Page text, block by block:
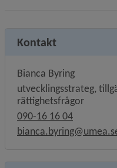
Kontakt
Bianca Byring
utvecklingsstrateg,
rättighetsfrågor
090-16 16 04